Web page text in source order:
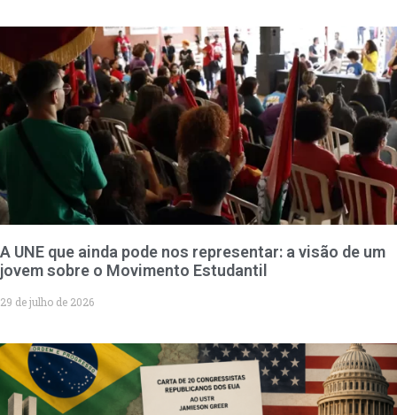
A UNE que ainda pode nos representar: a visão de um
jovem sobre o Movimento Estudantil
29 de julho de 2026